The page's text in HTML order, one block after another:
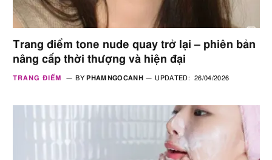
Trang điểm tone nude quay trở lại – phiên bản
nâng cấp thời thượng và hiện đại
TRANG ĐIỂM BY PHAMNGOCANH UPDATED: 26/04/2026